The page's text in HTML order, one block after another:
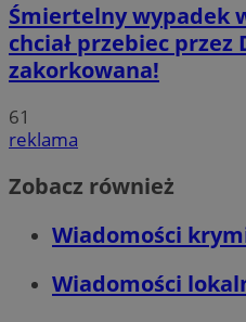
Śmiertelny wypadek
chciał przebiec przez
zakorkowana!
61
reklama
Zobacz również
Wiadomości
Wiadomości